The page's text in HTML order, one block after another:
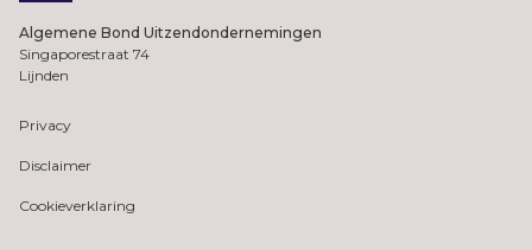
Algemene Bond Uitzendondernemingen
Singaporestraat 74
Lijnden
Privacy
Disclaimer
Cookieverklaring